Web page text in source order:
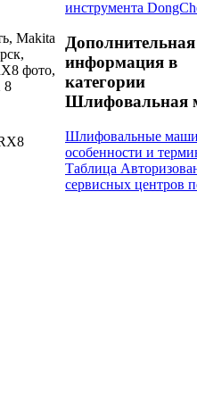
инструмента
Дополнительная
информация в
категории
Шлифовальная
Шлифовальные
особенности и
Таблица
сервисных центров
Makita
фото,
8